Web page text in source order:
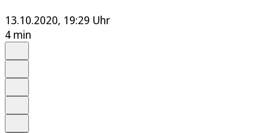
13.10.2020, 19:29 Uhr
4 min